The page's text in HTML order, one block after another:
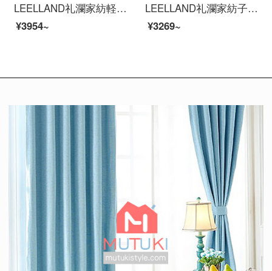
LEELLAND礼瀾家紡軽奢な100本のマカオ綿の綿の綿のサテンの花飾り用品4点セットの純綿のシーツ4点セットの羅浮1.5-1.8メートルのベッド/200*230 cm
¥3954~
LEELLAND礼瀾家紡子供用アニメ潮牌デジタルプリント60本の全綿ベッドの上に4つのセットの純綿の高密なサテンのシーツ4つのセットで踊る小さい仙女1.2メートルベッドの3つのセット155*215 cm
¥3269~